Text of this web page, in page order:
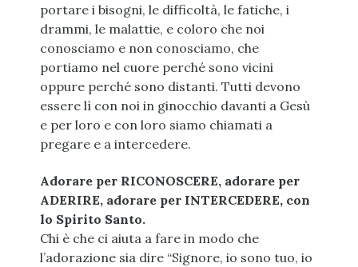
portare i bisogni, le difficoltà, le fatiche, i
drammi, le malattie, e coloro che noi
conosciamo e non conosciamo, che
portiamo nel cuore perché sono vicini
oppure perché sono distanti. Tutti devono
essere lì con noi in ginocchio davanti a Gesù
e per loro e con loro siamo chiamati a
pregare e a intercedere.
Adorare per RICONOSCERE, adorare per
ADERIRE, adorare per INTERCEDERE, con
lo Spirito Santo.
Chi è che ci aiuta a fare in modo che
l’adorazione sia dire “Signore, io sono tuo, io